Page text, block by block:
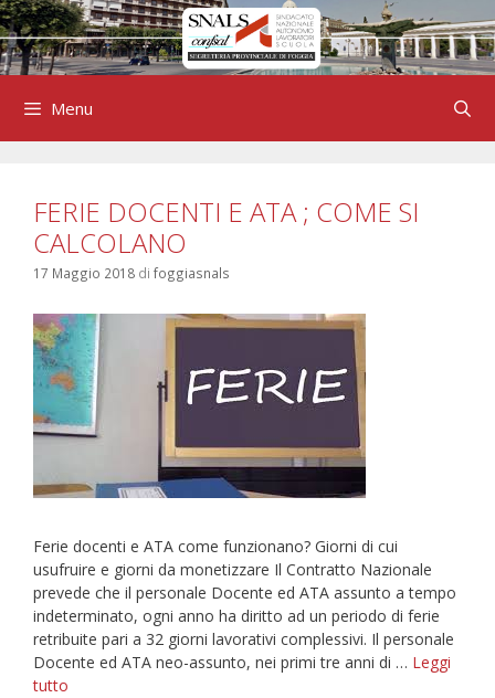
Vai
al
contenuto
Menu
FERIE DOCENTI E ATA ; COME SI
CALCOLANO
17 Maggio 2018 di foggiasnals
Ferie docenti e ATA come funzionano? Giorni di cui
usufruire e giorni da monetizzare Il Contratto Nazionale
prevede che il personale Docente ed ATA assunto a tempo
indeterminato, ogni anno ha diritto ad un periodo di ferie
retribuite pari a 32 giorni lavorativi complessivi. Il personale
Docente ed ATA neo-assunto, nei primi tre anni di … Leggi
tutto